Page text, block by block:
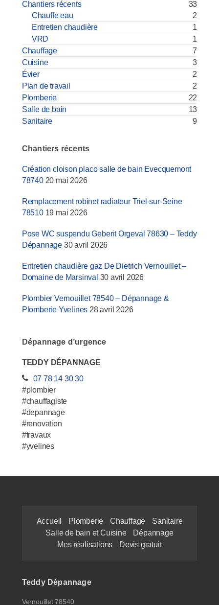
Chantiers récents
33
Chauffe eau
2
Entretien chaudière
1
VRD
1
Chauffage
7
Cuisine
3
Évier
2
Plan de travail
2
Plomberie
22
Salle de bain
13
Sanitaire
9
Chantiers récents
Création cloison placo salle de bain Evecquemont
78740 20 mai 2026
Remplacement robinet radiateur Triel-sur-Seine
78510 19 mai 2026
Pose WC suspendu Geberit Orgeval 78630 – Teddy
Dépannage 30 avril 2026
Entretien chaudière gaz De Dietrich Vernouillet –
Domaine de Marsinval 30 avril 2026
Plombier Vernouillet 78540 – Dépannage &
Plomberie Yvelines 28 avril 2026
Dépannage d’urgence
TEDDY DÉPANNAGE
07 78 14 30 30
#plombier
#chauffagiste
#depannage
#renovation
#travaux
#yvelines
Accueil Plomberie Chauffage
Sanitaire
Salle de bain et Cuisine
Dépannage
Mes réalisations
Devis gratuit
Teddy Dépannage
Vernouillet 78540